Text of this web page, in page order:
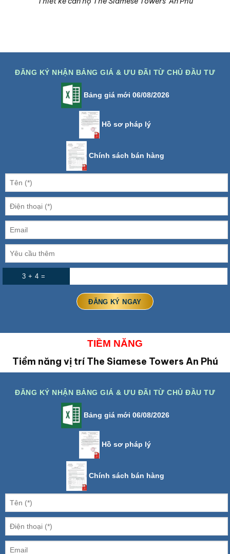
ĐĂNG KÝ NHẬN BẢNG GIÁ & ƯU ĐÃI TỪ CHỦ ĐẦU TƯ
Bảng giá mới 06/08/2026
Hồ sơ pháp lý
Chính sách bán hàng
3 + 4 =
TIỀM NĂNG
Tiềm năng vị trí The Siamese Towers An Phú
ĐĂNG KÝ NHẬN BẢNG GIÁ & ƯU ĐÃI TỪ CHỦ ĐẦU TƯ
Bảng giá mới 06/08/2026
Hồ sơ pháp lý
Chính sách bán hàng